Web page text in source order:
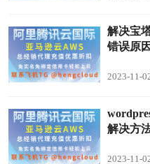
解决宝
错误原
2023-11-
解决方
2023-11-